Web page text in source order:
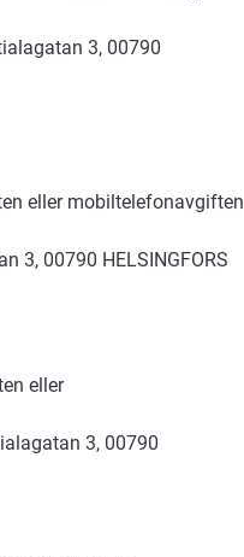
3, 00790
eller mobiltelefonavgiften
3, 00790 HELSINGFORS
eller
3, 00790